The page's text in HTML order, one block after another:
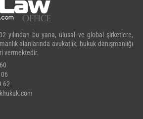
yılından bu yana, ulusal ve global şirketlere,
alanlarında avukatlık, hukuk danışmanlığı
vermektedir.
62